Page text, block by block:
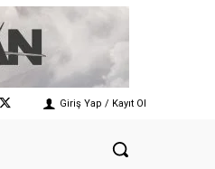
Giriş Yap / Kayıt Ol